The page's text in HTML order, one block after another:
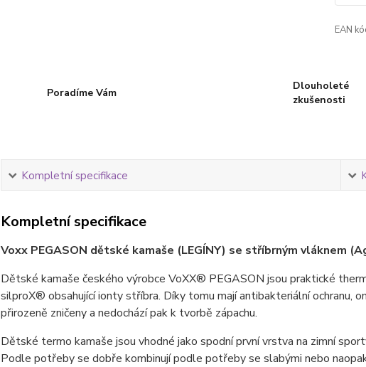
EAN
Poradíme Vám
Dlouholeté
zkušenosti
Kompletní specifikace
Kompletní specifikace
Voxx PEGASON dětské kamaše (LEGÍNY) se stříbrným vláknem
Dětské kamaše českého výrobce VoXX® PEGASON jsou praktické
silproX® obsahující ionty stříbra. Díky tomu mají antibakteriální ochranu,
přirozeně zničeny a nedochází pak k tvorbě zápachu.
Dětské termo kamaše jsou vhodné jako spodní první vrstva na zimní
Podle potřeby se dobře kombinují podle potřeby se slabými nebo